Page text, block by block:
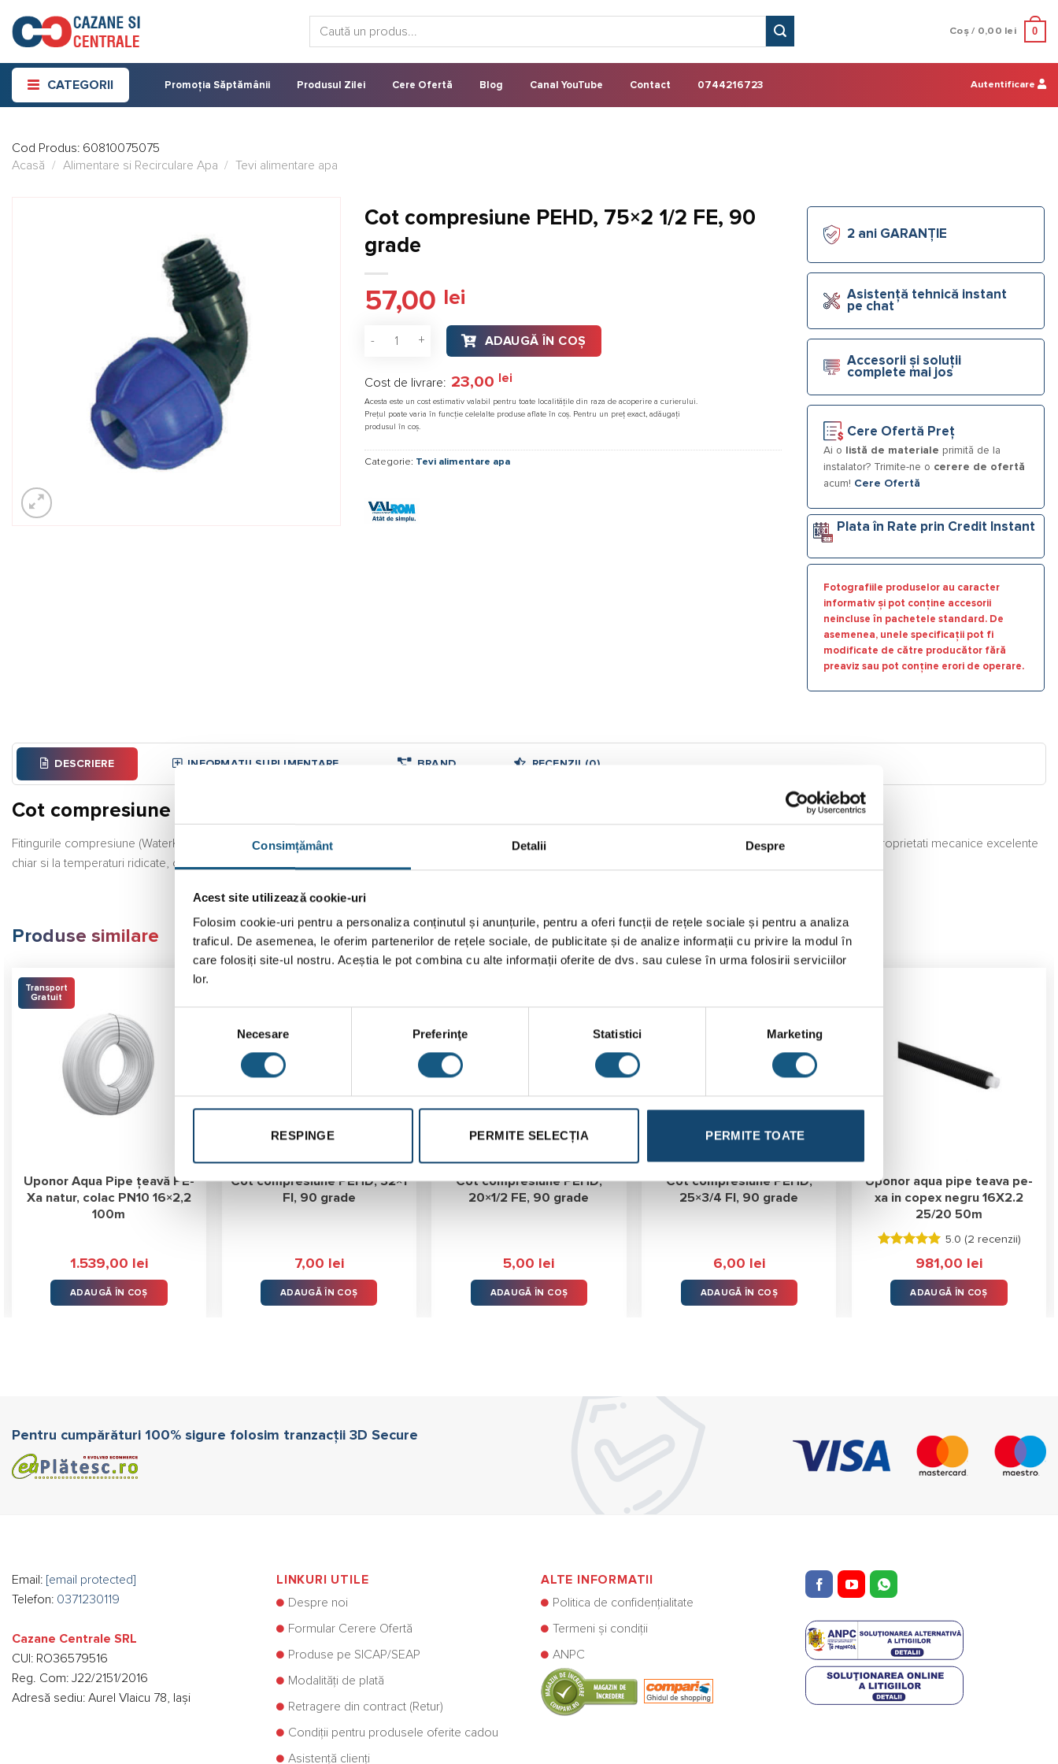
Consimțământ Detalii Despre
Acest site utilizează cookie-uri
Folosim cookie-uri pentru a personaliza conținutul și anunțurile, pentru a oferi funcții de rețele sociale și pentru a analiza
traficul. De asemenea, le oferim partenerilor de rețele sociale, de publicitate și de analize informații cu privire la modul în
care folosiți site-ul nostru. Aceștia le pot combina cu alte informații oferite de dvs. sau culese în urma folosirii serviciilor
lor.
consimțământului
Necesare Preferinţe Statistici Marketing
RESPINGE PERMITE SELECȚIA PERMITE TOATE
content
Coș / 0,00 lei 0
CATEGORII Promoția Săptămânii Produsul Zilei Cere Ofertă Blog Canal YouTube Contact 0744216723 Autentificare
Cod Produs: 60810075075
Acasă
/ Alimentare si Recirculare Apa / Tevi alimentare apa
Cot compresiune PEHD, 75×2 1/2 FE, 90
grade
57,00 lei
Cantitate Cot compresiune PEHD, 75×2 1/2 FE, 90 grade
ADAUGĂ ÎN COȘ
Cost de livrare: 23,00 lei
Acesta este un cost estimativ valabil pentru toate localitățile din raza de acoperire a curierului.
Prețul poate varia în funcție celelalte produse aflate în coș. Pentru un preț exact, adăugați
produsul în coș.
Categorie: Tevi alimentare apa
2 ani GARANȚIE
Asistență tehnică instant
pe chat
Accesorii și soluții
complete mai jos
Cere Ofertă Preț
Ai o listă de materiale primită de la
instalator? Trimite-ne o cerere de ofertă
acum! Cere Ofertă
Plata în Rate prin Credit Instant
Fotografiile produselor au caracter
informativ și pot conține accesorii
neincluse în pachetele standard. De
asemenea, unele specificații pot fi
modificate de către producător fără
preaviz sau pot conține erori de operare.
DESCRIERE INFORMAȚII SUPLIMENTARE BRAND RECENZII (0)
Cot compresiune PEHD, 75×2 1/2 FE, 90 grade
Fitingurile compresiune (WaterKit) sunt proiectate pentru transportul sub presiune a apei potabile. Componente – Corpul racordului, material polipropilena PP-B cu proprietati mecanice excelente
chiar si la temperaturi ridicate, culoare neagra Bucsa de blocare, material polipropilena, culoare neagra.
Produse similare
Transport
Gratuit
Uponor Aqua Pipe țeavă PE-
Xa natur, colac PN10 16×2,2
100m
1.539,00 lei
ADAUGĂ ÎN COȘ
Cot compresiune PEHD, 32×1
FI, 90 grade
7,00 lei
ADAUGĂ ÎN COȘ
Cot compresiune PEHD,
20×1/2 FE, 90 grade
5,00 lei
ADAUGĂ ÎN COȘ
Cot compresiune PEHD,
25×3/4 FI, 90 grade
6,00 lei
ADAUGĂ ÎN COȘ
Uponor aqua pipe teava pe-
xa in copex negru 16X2.2
25/20 50m
Evaluat la
stele
din 5
5.0 (2 recenzii)
981,00 lei
ADAUGĂ ÎN COȘ
Pentru cumpărături 100% sigure folosim tranzacții 3D Secure
Email: [email protected]
Telefon: 0371230119
Cazane Centrale SRL
CUI: RO36579516
Reg. Com: J22/2151/2016
Adresă sediu: Aurel Vlaicu 78, Iași
LINKURI UTILE
Despre noi
Formular Cerere Ofertă
Produse pe SICAP/SEAP
Modalități de plată
Retragere din contract (Retur)
Condiții pentru produsele oferite cadou
Asistență clienți
ALTE INFORMATII
Politica de confidențialitate
Termeni și condiții
ANPC